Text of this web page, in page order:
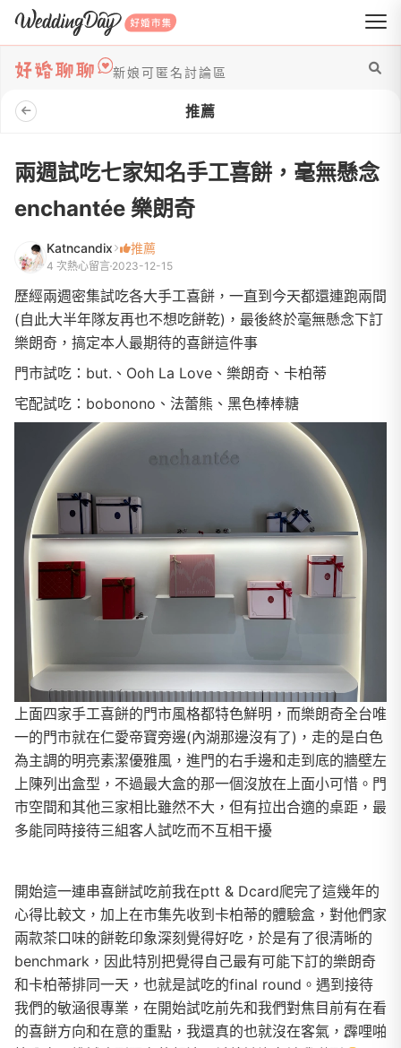
WeddingDay 好婚市集
新娘可匿名討論區
推薦
兩週試吃七家知名手工喜餅，毫無懸念
enchantée 樂朗奇
Katncandix 推薦
4 次熱心留言 2023-12-15
歷經兩週密集試吃各大手工喜餅，一直到今天都還連跑兩間
(自此大半年隊友再也不想吃餅乾)，最後終於毫無懸念下訂
樂朗奇，搞定本人最期待的喜餅這件事
門市試吃：but.、Ooh La Love、樂朗奇、卡柏蒂
宅配試吃：bobonono、法蕾熊、黑色棒棒糖
上面四家手工喜餅的門市風格都特色鮮明，而樂朗奇全台唯
一的門市就在仁愛帝寶旁邊(內湖那邊沒有了)，走的是白色
為主調的明亮素潔優雅風，進門的右手邊和走到底的牆壁左
上陳列出盒型，不過最大盒的那一個沒放在上面小可惜。門
市空間和其他三家相比雖然不大，但有拉出合適的桌距，最
多能同時接待三組客人試吃而不互相干擾
開始這一連串喜餅試吃前我在ptt & Dcard爬完了這幾年的
心得比較文，加上在市集先收到卡柏蒂的體驗盒，對他們家
兩款茶口味的餅乾印象深刻覺得好吃，於是有了很清晰的
benchmark，因此特別把覺得自己最有可能下訂的樂朗奇
和卡柏蒂排同一天，也就是試吃的final round。遇到接待
我們的敏涵很專業，在開始試吃前先和我們對焦目前有在看
的喜餅方向和在意的重點，我還真的也就沒在客氣，霹哩啪